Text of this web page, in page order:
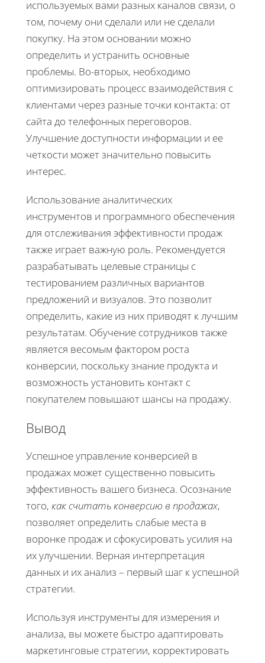
используемых вами разных каналов связи, о
том, почему они сделали или не сделали
покупку. На этом основании можно
определить и устранить основные
проблемы. Во-вторых, необходимо
оптимизировать процесс взаимодействия с
клиентами через разные точки контакта: от
сайта до телефонных переговоров.
Улучшение доступности информации и ее
четкости может значительно повысить
интерес.
Использование аналитических
инструментов и программного обеспечения
для отслеживания эффективности продаж
также играет важную роль. Рекомендуется
разрабатывать целевые страницы с
тестированием различных вариантов
предложений и визуалов. Это позволит
определить, какие из них приводят к лучшим
результатам. Обучение сотрудников также
является весомым фактором роста
конверсии, поскольку знание продукта и
возможность установить контакт с
покупателем повышают шансы на продажу.
Вывод
Успешное управление конверсией в
продажах может существенно повысить
эффективность вашего бизнеса. Осознание
того, как считать конверсию в продажах,
позволяет определить слабые места в
воронке продаж и сфокусировать усилия на
их улучшении. Верная интерпретация
данных и их анализ – первый шаг к успешной
стратегии.
Используя инструменты для измерения и
анализа, вы можете быстро адаптировать
маркетинговые стратегии, корректировать